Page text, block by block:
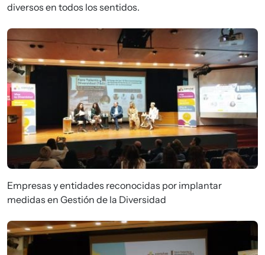
diversos en todos los sentidos.
Imagen
Empresas y entidades reconocidas por implantar
medidas en Gestión de la Diversidad
Imagen